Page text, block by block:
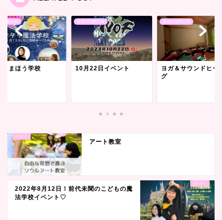
活動記録
リまほう学校
過去の活動記録
10月22日イベント
過去の活動記録
ヨガ＆サウンドヒー
グ
アート教室
2022年8月12日！前代未聞のこどもの魔
法学校イベント♡